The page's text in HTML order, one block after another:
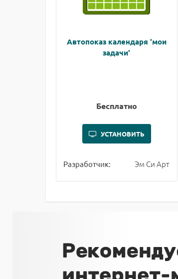
Автопоказ календаря 'мои
задачи'
Бесплатно
УСТАНОВИТЬ
Разработчик: Эм Си Арт